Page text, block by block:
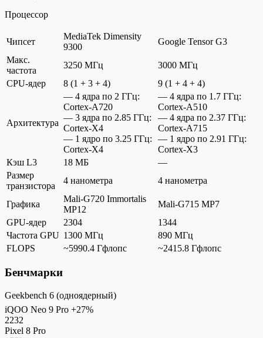
Процессор
Чипсет
MediaTek Dimensity
9300
Google Tensor G3
Макс.
частота
3250 МГц
3000 МГц
CPU-ядер
8 (1 + 3 + 4) 9 (1 + 4 + 4)
Архитектура
— 4 ядра по 2 ГГц:
Cortex-A720
— 3 ядра по 2.85 ГГц:
Cortex-X4
— 1 ядро по 3.25 ГГц:
Cortex-X4
— 4 ядра по 1.7 ГГц:
Cortex-A510
— 4 ядра по 2.37 ГГц:
Cortex-A715
— 1 ядро по 2.91 ГГц:
Cortex-X3
Кэш L3
18 МБ
—
Размер
транзистора
4 нанометра 4 нанометра
Графика
Mali-G720 Immortalis
MP12
Mali-G715 MP7
GPU-ядер
2304
1344
Частота GPU 1300 МГц
890 МГц
FLOPS
~5990.4 Гфлопс ~2415.8 Гфлопс
Бенчмарки
Geekbench 6 (одноядерный)
iQOO Neo 9 Pro +27%
2232
Pixel 8 Pro